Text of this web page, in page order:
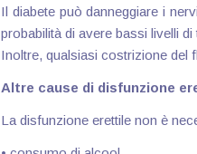
Il diabete può danneggiare i
probabilità di avere bassi livelli
Inoltre, qualsiasi costrizione del
Altre cause di disfunzione
La disfunzione erettile non è